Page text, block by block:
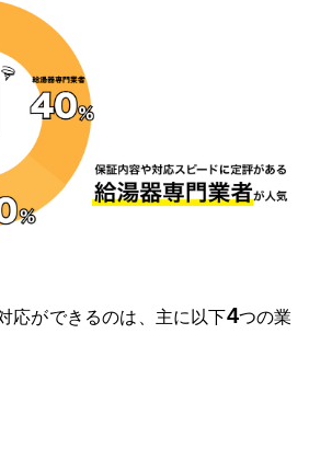
応ができるのは、主に以下4つの業